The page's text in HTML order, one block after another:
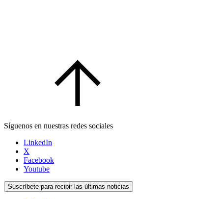
Síguenos en nuestras redes sociales
LinkedIn
X
Facebook
Youtube
Suscríbete para recibir las últimas noticias